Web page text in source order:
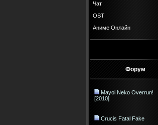
Чат
OST
Аниме Онлайн
Форум
Mayoi Neko Overrun!
[2010]
Crucis Fatal Fake